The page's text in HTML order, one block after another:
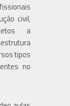
civil,
a
tipos
no